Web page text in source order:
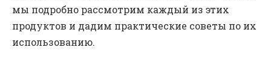
мы подробно рассмотрим каждый из этих
продуктов и дадим практические советы по их
использованию.